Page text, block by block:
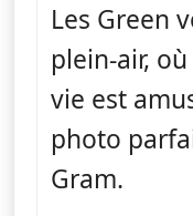
Les Green
plein-air,
vie est
photo
Gram.